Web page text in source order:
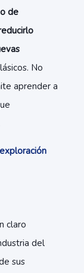
de
No
aprender a
claro
del
sus